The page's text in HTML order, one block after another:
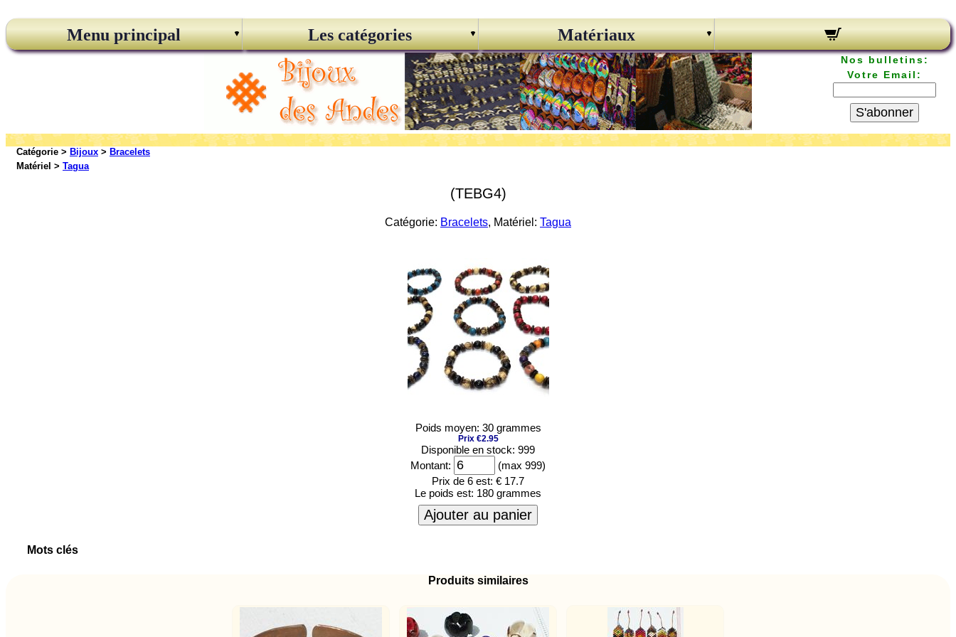
Menu principal Les catégories Matériaux
Nos bulletins:
Votre Email:
S'abonner
Catégorie > Bijoux > Bracelets
Matériel > Tagua
(TEBG4)
Catégorie: Bracelets, Matériel: Tagua
Poids moyen: 30 grammes
Prix €2.95
Disponible en stock: 999
Montant:
(max 999)
Prix de 6 est: € 17.7
Le poids est: 180 grammes
Ajouter au panier
Mots clés
Produits similaires